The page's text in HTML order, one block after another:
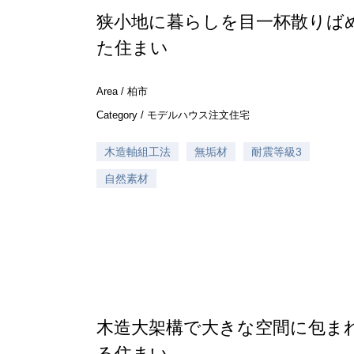
狭小地に暮らしを目一杯散りば
た住まい
Area / 柏市
Category / モデルハウス注文住宅
木造軸組工法 無垢材 耐震等級3
自然素材
木造大架構で大きな空間に包ま